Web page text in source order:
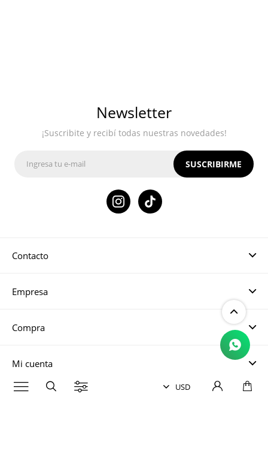

Contacto
Empresa
Compra
Mi cuenta
Newsletter
¡Suscribite y recibí todas nuestras novedades!
SUSCRIBIRME
